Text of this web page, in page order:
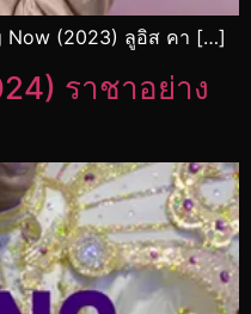
Now (2023) ลูอิส คา […]
ราชาอย่าง